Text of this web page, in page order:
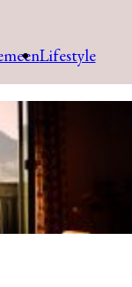
Lifestyle